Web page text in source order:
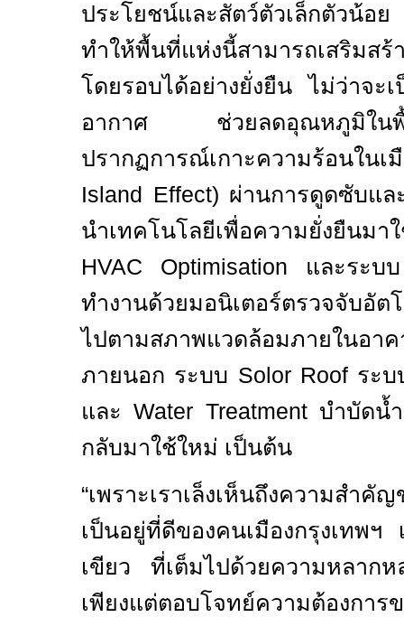
ประโยชน์และสัตว์ตัวเล็กตัวน้อ
ทำให้พื้นที่แห่งนี้สามารถเสริมส
โดยรอบได้อย่างยั่งยืน ไม่ว่าจะ
อากาศ ช่วยลดอุณหภูมิใ
ปรากฏการณ์เกาะความร้อนใ
Island Effect) ผ่านการดูดซับแล
นำเทคโนโลยีเพื่อความยั่งยืนมา
HVAC Optimisation และระ
ทำงานด้วยมอนิเตอร์ตรวจจับอั
ไปตามสภาพแวดล้อมภายในอา
ภายนอก ระบบ Solor Roof ระ
และWater Treatment บำบัดน้
กลับมาใช้ใหม่ เป็นต้น
“เพราะเราเล็งเห็นถึงความสำคั
เป็นอยู่ที่ดีของคนเมืองกรุงเทพฯ
เขียว ที่เต็มไปด้วยความหลากห
เพียงแต่ตอบโจทย์ความต้องก